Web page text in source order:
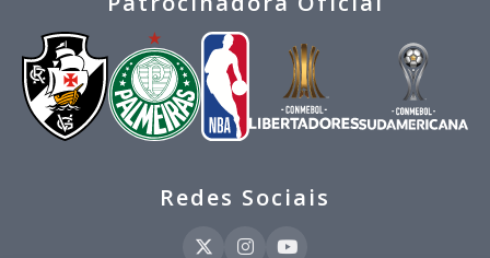
Redes Sociais